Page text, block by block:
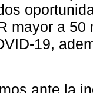
mayor a
19,
ante la